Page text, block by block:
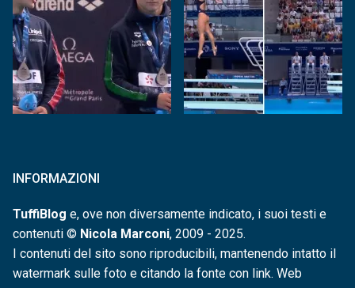
INFORMAZIONI
TuffiBlog e, ove non diversamente indicato, i suoi testi e
contenuti © Nicola Marconi, 2009 - 2025.
I contenuti del sito sono riproducibili, mantenendo intatto il
watermark sulle foto e citando la fonte con link. Web